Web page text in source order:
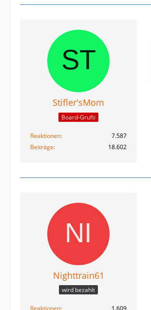
Stifler'sMom
Board-Grufti
Reaktionen
7.587
Beiträge
18.602
Nighttrain61
wird bezahlt